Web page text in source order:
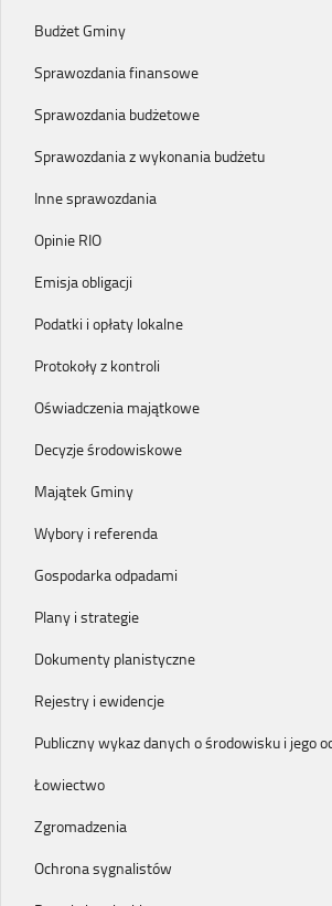
Budżet Gminy
Sprawozdania finansowe
Sprawozdania budżetowe
Sprawozdania z wykonania budżetu
Inne sprawozdania
Opinie RIO
Emisja obligacji
Podatki i opłaty lokalne
Protokoły z kontroli
Oświadczenia majątkowe
Decyzje środowiskowe
Majątek Gminy
Wybory i referenda
Gospodarka odpadami
Plany i strategie
Dokumenty planistyczne
Rejestry i ewidencje
Publiczny wykaz danych o środowisku i jego
Łowiectwo
Zgromadzenia
Ochrona sygnalistów